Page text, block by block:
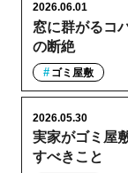
窓に群がるコ
の断絶
2026.06.01
ゴミ屋敷
実家がゴミ屋
すべきこと
2026.05.30